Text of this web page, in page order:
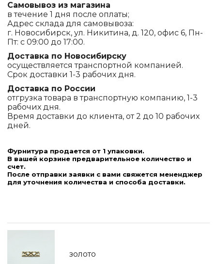
Самовывоз из магазина
в течение 1 дня после оплаты;
Адрес склада для самовывоза:
г. Новосибирск, ул. Никитина, д. 120, офис 6, Пн-
Пт: с 09:00 до 17:00.
Доставка по Новосибирску
осуществляется транспортной компанией.
Срок доставки 1-3 рабочих дня.
Доставка по России
отгрузка товара в транспортную компанию, 1-3
рабочих дня.
Время доставки до клиента, от 2 до 10 рабочих
дней.
Фурнитура продается от 1 упаковки.
В вашей корзине предварительное количество и
счет.
После отправки заявки с вами свяжется мененджер
для уточнения количества и способа доставки.
золото